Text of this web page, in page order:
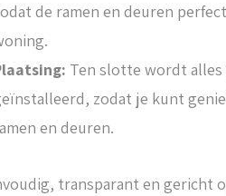
de ramen en deuren
Ten slotte wordt
zodat je kunt
en deuren.
transparant en gericht